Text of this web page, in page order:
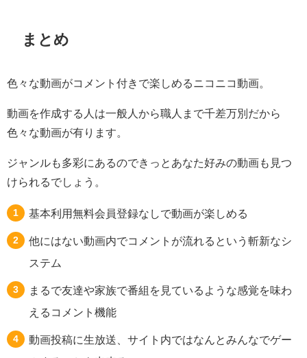
まとめ
色々な動画がコメント付きで楽しめるニコニコ動画。
動画を作成する人は一般人から職人まで千差万別だから
色々な動画が有ります。
ジャンルも多彩にあるのできっとあなた好みの動画も見つ
けられるでしょう。
基本利用無料会員登録なしで動画が楽しめる
他にはない動画内でコメントが流れるという斬新なシ
ステム
まるで友達や家族で番組を見ているような感覚を味わ
えるコメント機能
動画投稿に生放送、サイト内ではなんとみんなでゲー